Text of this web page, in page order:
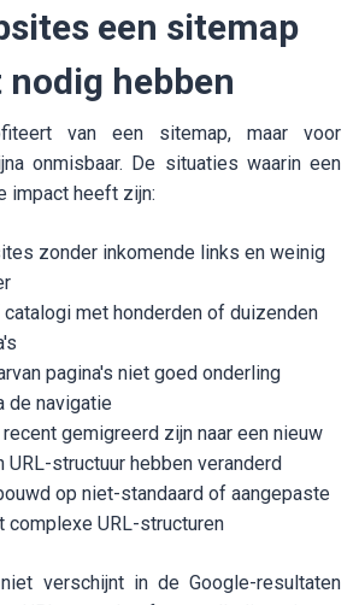
een sitemap
hebben
van een sitemap, maar voor
onmisbaar. De situaties waarin een
impact heeft zijn:
zonder inkomende links en weinig
met honderden of duizenden
pagina's niet goed onderling
de navigatie
gemigreerd zijn naar een nieuw
URL-structuur hebben veranderd
op niet-standaard of aangepaste
complexe URL-structuren
verschijnt in de Google-resultaten